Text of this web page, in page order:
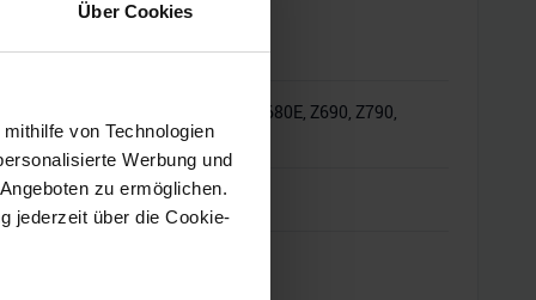
Über Cookies
von Technologien
Werbung und
zu ermöglichen.
jederzeit über die Cookie-
H670, H770, Q670, Q670E, R680E, Z690, Z790,
4.0 x8)